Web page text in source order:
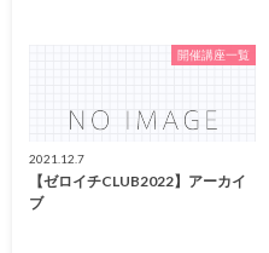
開催講座一覧
2021.12.7
【ゼロイチCLUB2022】アーカイ
ブ